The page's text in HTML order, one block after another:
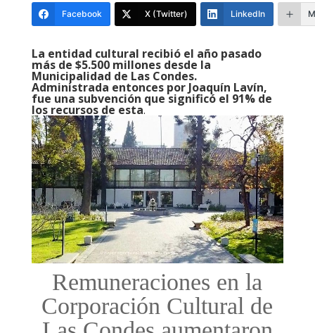
Facebook X (Twitter) LinkedIn
La entidad cultural recibió el año pasado
más de $5.500 millones desde la
Municipalidad de Las Condes.
Administrada entonces por Joaquín Lavín,
fue una subvención que significó el 91% de
los recursos de esta.
Remuneraciones en la
Corporación Cultural de